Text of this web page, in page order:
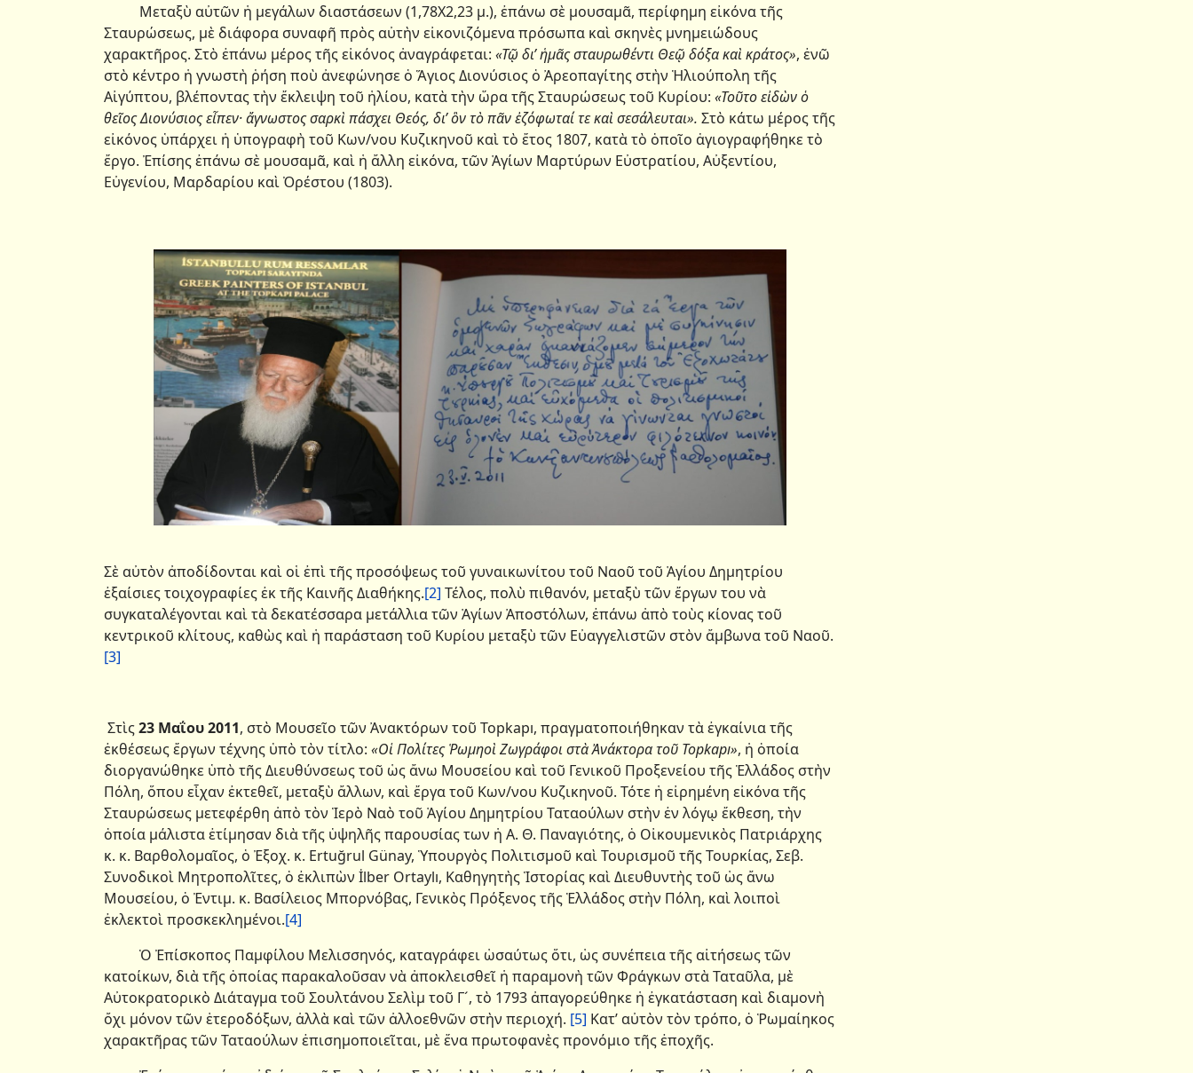
Μεταξὺ αὐτῶν ἡ μεγάλων διαστάσεων (1,78Χ2,23 μ.), ἐπάνω σὲ μουσαμᾶ, περίφημη εἰκόνα τῆς
Σταυρώσεως, μὲ διάφορα συναφῆ πρὸς αὐτὴν εἰκονιζόμενα πρόσωπα καὶ σκηνὲς μνημειώδους
χαρακτῆρος. Στὸ ἐπάνω μέρος τῆς εἰκόνος ἀναγράφεται: «Τῷ δι’ ἡμᾶς σταυρωθέντι Θεῷ δόξα καὶ κράτος», ἐνῶ
στὸ κέντρο ἡ γνωστὴ ῥήση ποὺ ἀνεφώνησε ὁ Ἅγιος Διονύσιος ὁ Ἀρεοπαγίτης στὴν Ἡλιούπολη τῆς
Αἰγύπτου, βλέποντας τὴν ἔκλειψη τοῦ ἡλίου, κατὰ τὴν ὥρα τῆς Σταυρώσεως τοῦ Κυρίου: «Τοῦτο εἰδὼν ὁ
θεῖος Διονύσιος εἶπεν· ἄγνωστος σαρκὶ πάσχει Θεός, δι’ ὃν τὸ πᾶν ἐζόφωταί τε καὶ σεσάλευται». Στὸ κάτω μέρος τῆς
εἰκόνος ὑπάρχει ἡ ὑπογραφὴ τοῦ Κων/νου Κυζικηνοῦ καὶ τὸ ἔτος 1807, κατὰ τὸ ὁποῖο ἁγιογραφήθηκε τὸ
ἔργο. Ἐπίσης ἐπάνω σὲ μουσαμᾶ, καὶ ἡ ἄλλη εἰκόνα, τῶν Ἁγίων Μαρτύρων Εὐστρατίου, Αὐξεντίου,
Εὐγενίου, Μαρδαρίου καὶ Ὀρέστου (1803).
Σὲ αὐτὸν ἀποδίδονται καὶ οἱ ἐπὶ τῆς προσόψεως τοῦ γυναικωνίτου τοῦ Ναοῦ τοῦ Ἁγίου Δημητρίου
ἐξαίσιες τοιχογραφίες ἐκ τῆς Καινῆς Διαθήκης.[2] Τέλος, πολὺ πιθανόν, μεταξὺ τῶν ἔργων του νὰ
συγκαταλέγονται καὶ τὰ δεκατέσσαρα μετάλλια τῶν Ἁγίων Ἀποστόλων, ἐπάνω ἀπὸ τοὺς κίονας τοῦ
κεντρικοῦ κλίτους, καθὼς καὶ ἡ παράσταση τοῦ Κυρίου μεταξὺ τῶν Εὐαγγελιστῶν στὸν ἄμβωνα τοῦ Ναοῦ.
[3]
Στὶς23 Μαΐου 2011, στὸ Μουσεῖο τῶν Ἀνακτόρων τοῦ Τοpkapı, πραγματοποιήθηκαν τὰ ἐγκαίνια τῆς
ἐκθέσεως ἔργων τέχνης ὑπὸ τὸν τίτλο: «Οἱ Πολίτες Ῥωμηοὶ Ζωγράφοι στὰ Ἀνάκτορα τοῦ Topkapı», ἡ ὁποία
διοργανώθηκε ὑπὸ τῆς Διευθύνσεως τοῦ ὡς ἄνω Μουσείου καὶ τοῦ Γενικοῦ Προξενείου τῆς Ἑλλάδος στὴν
Πόλη, ὅπου εἶχαν ἐκτεθεῖ, μεταξὺ ἄλλων, καὶ ἔργα τοῦ Κων/νου Κυζικηνοῦ. Τότε ἡ εἰρημένη εἰκόνα τῆς
Σταυρώσεως μετεφέρθη ἀπὸ τὸν Ἱερὸ Ναὸ τοῦ Ἁγίου Δημητρίου Ταταούλων στὴν ἐν λόγῳ ἔκθεση, τὴν
ὁποία μάλιστα ἐτίμησαν διὰ τῆς ὑψηλῆς παρουσίας των ἡ Α. Θ. Παναγιότης, ὁ Οἰκουμενικὸς Πατριάρχης
κ. κ. Βαρθολομαῖος, ὁ Ἐξοχ. κ. Ertuğrul Günay, Ὑπουργὸς Πολιτισμοῦ καὶ Τουρισμοῦ τῆς Τουρκίας, Σεβ.
Συνοδικοὶ Μητροπολῖτες, ὁ ἐκλιπὼν İlber Ortaylı, Καθηγητὴς Ἱστορίας καὶ Διευθυντὴς τοῦ ὡς ἄνω
Μουσείου, ὁ Ἐντιμ. κ. Βασίλειος Μπορνόβας, Γενικὸς Πρόξενος τῆς Ἑλλάδος στὴν Πόλη, καὶ λοιποὶ
ἐκλεκτοὶ προσκεκλημένοι.[4]
Ὁ Ἐπίσκοπος Παμφίλου Μελισσηνός, καταγράφει ὡσαύτως ὅτι, ὡς συνέπεια τῆς αἰτήσεως τῶν
κατοίκων, διὰ τῆς ὁποίας παρακαλοῦσαν νὰ ἀποκλεισθεῖ ἡ παραμονὴ τῶν Φράγκων στὰ Ταταῦλα, μὲ
Αὐτοκρατορικὸ Διάταγμα τοῦ Σουλτάνου Σελὶμ τοῦ Γ´, τὸ 1793 ἀπαγορεύθηκε ἡ ἐγκατάσταση καὶ διαμονὴ
ὄχι μόνον τῶν ἑτεροδόξων, ἀλλὰ καὶ τῶν ἀλλοεθνῶν στὴν περιοχή. [5] Κατ’ αὐτὸν τὸν τρόπο, ὁ Ῥωμαίηκος
χαρακτῆρας τῶν Ταταούλων ἐπισημοποιεῖται, μὲ ἕνα πρωτοφανὲς προνόμιο τῆς ἐποχῆς.